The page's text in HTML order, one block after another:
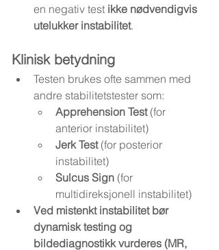
en negativ test ikke nødvendigvis
utelukker instabilitet.
Klinisk betydning
Testen brukes ofte sammen med
andre stabilitetstester som:
Apprehension Test (for
anterior instabilitet)
Jerk Test (for posterior
instabilitet)
Sulcus Sign (for
multidireksjonell instabilitet)
Ved mistenkt instabilitet bør
dynamisk testing og
bildediagnostikk vurderes (MR,